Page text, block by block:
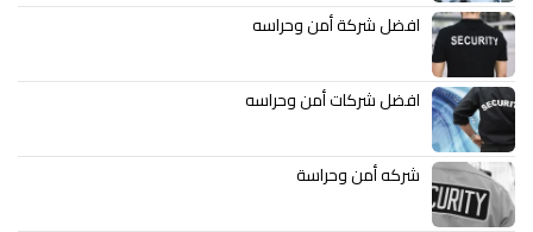
افضل شركة أمن وحراسه
افضل شركات أمن وحراسه
شركه أمن وحراسة